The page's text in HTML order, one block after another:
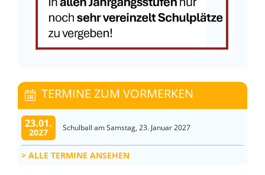
TERMINE ZUM VORMERKEN
23.01.
2027 Schulball am Samstag, 23. Januar 2027
ALLE TERMINE ANSEHEN